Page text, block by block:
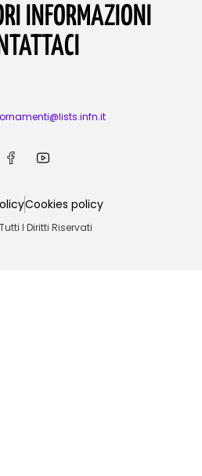
INFORMAZIONI
Cookies policy
I Diritti Riservati